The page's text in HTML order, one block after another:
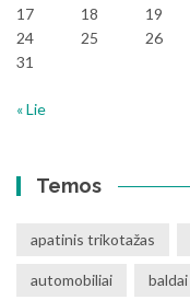
17 18 19
24
25 26
31
« Lie
Temos
apatinis trikotažas
automobiliai baldai